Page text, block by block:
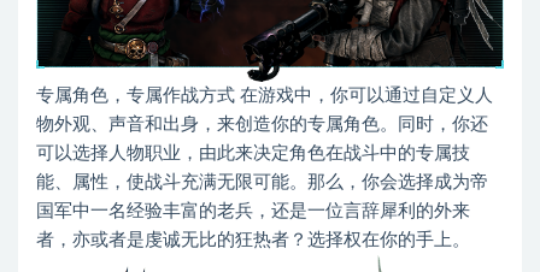
专属角色，专属作战方式 在游戏中，你可以通过自定义人
物外观、声音和出身，来创造你的专属角色。同时，你还
可以选择人物职业，由此来决定角色在战斗中的专属技
能、属性，使战斗充满无限可能。那么，你会选择成为帝
国军中一名经验丰富的老兵，还是一位言辞犀利的外来
者，亦或者是虔诚无比的狂热者？选择权在你的手上。